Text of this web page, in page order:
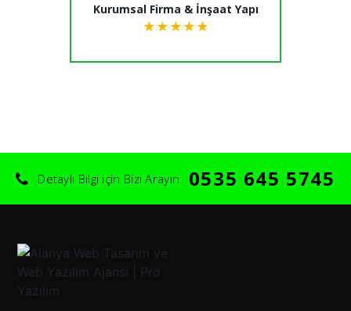
Kurumsal Firma & İnşaat Yapı
★ ★ ★ ★ ★
Detaylı Bilgi için Bizi Arayın 0535 645 5745